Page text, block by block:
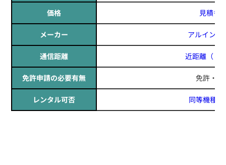
価格 見積も
メーカー アルインコ
通信距離 近距離（～
免許申請の必要有無 免許・
レンタル可否 同等機種